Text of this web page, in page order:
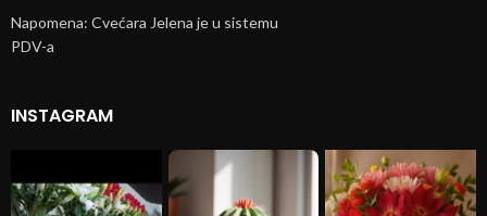
Napomena: Cvećara Jelena je u sistemu
PDV-a
INSTAGRAM